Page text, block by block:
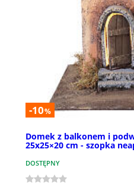
-10%
Domek z balkonem i
25x25×20 cm - szopka
DOSTĘPNY